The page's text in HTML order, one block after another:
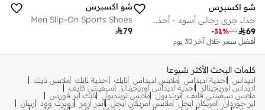
شو اكسبرس
حذاء جري رجالي أسود - أحذية رياضية عالية الأداء
69
99
-31%
أفضل سعر خلال آخر 30 يوم
شو اكسبرس
Men Slip-On Sports Shoes
79
كلمات البحث الأكثر شيوعا
اديداس احذية اديداس ملابس اديداس نايك احذية نايك ملابس نايك
اديداس اوريجينالز
احذية اديداس اوريجينالز
سيفينتي فايف
ملابس سيفينتي فايف ترينديول ملابس ترينديول نايك اير فورس
اير جوردان
امريكان ايجل ملابس امريكان ايجل اندر ارمر روبرت وود
ريبان